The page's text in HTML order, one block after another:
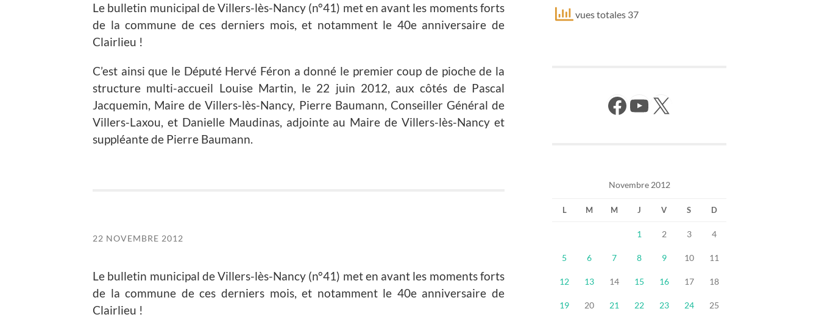
Le bulletin municipal de Villers-lès-Nancy (n°41) met en avant les moments forts
de la commune de ces derniers mois, et notamment le 40e anniversaire de
Clairlieu !
C’est ainsi que le Député Hervé Féron a donné le premier coup de pioche de la
structure multi-accueil Louise Martin, le 22 juin 2012, aux côtés de Pascal
Jacquemin, Maire de Villers-lès-Nancy, Pierre Baumann, Conseiller Général de
Villers-Laxou, et Danielle Maudinas, adjointe au Maire de Villers-lès-Nancy et
suppléante de Pierre Baumann.
22 NOVEMBRE 2012
Le bulletin municipal de Villers-lès-Nancy (n°41) met en avant les moments forts
de la commune de ces derniers mois, et notamment le 40e anniversaire de
Clairlieu !
vues totales 37
Facebook YouTube X
Novembre 2012
L M M J V S D
1 2 3 4
5 6 7 8 9 10 11
12 13 14 15 16 17 18
19 20 21 22 23 24 25